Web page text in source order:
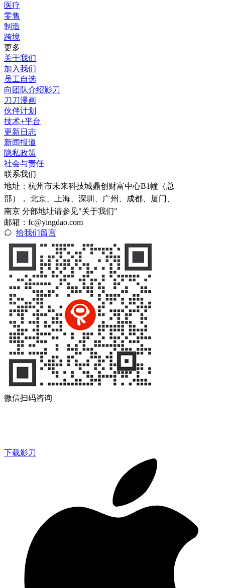
医疗
零售
制造
跨境
更多
关于我们
加入我们
员工自选
向团队介绍影刀
刀刀漫画
伙伴计划
技术+平台
更新日志
新闻报道
隐私政策
社会与责任
联系我们
地址： 杭州市未来科技城鼎创财富中心B1幢（总
部）， 北京、上海、深圳、广州、成都、厦门、
南京 分部地址请参见"关于我们"
邮箱：fc@yingdao.com
给我们留言
微信扫码咨询
下载影刀